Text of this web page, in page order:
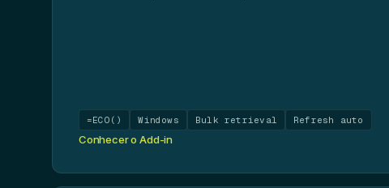
=ECO() Windows Bulk retrieval Refresh auto
Conhecer o Add-in